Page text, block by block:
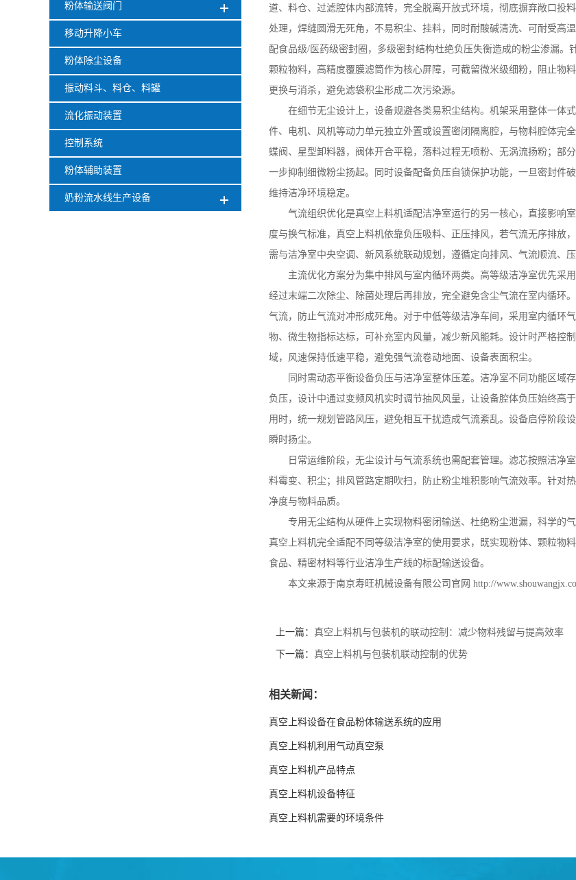
粉体输送阀门
移动升降小车
粉体除尘设备
振动料斗、料仓、料罐
流化振动装置
控制系统
粉体辅助装置
奶粉流水线生产设备
道、料仓、过滤腔体内部流转，完全脱离开放式环境，彻底摒弃敞口投
处理，焊缝圆滑无死角，不易积尘、挂料，同时耐酸碱清洗、可耐受高
配食品级/ 医药级密封圈，多级密封结构杜绝负压失衡造成的粉尘渗漏
颗粒物料，高精度覆膜滤筒作为核心屏障，可截留微米级细粉，阻止物
更换与消杀，避免滤袋积尘形成二次污染源。
在细节无尘设计上，设备规避各类易积尘结构。机架采用整体一体
件、电机、风机等动力单元独立外置或设置密闭隔离腔，与物料腔体完
蝶阀、星型卸料器，阀体开合平稳，落料过程无喷粉、无涡流扬粉；部
一步抑制细微粉尘扬起。同时设备配备负压自锁保护功能，一旦密封件
维持洁净环境稳定。
气流组织优化是真空上料机适配洁净室运行的另一核心，直接影响
度与换气标准，真空上料机依靠负压吸料、正压排风，若气流无序排放
需与洁净室中央空调、新风系统联动规划，遵循定向排风、气流顺流、压
主流优化方案分为集中排风与室内循环两类。高等级洁净室优先采
经过末端二次除尘、除菌处理后再排放，完全避免含尘气流在室内循环
气流，防止气流对冲形成死角。对于中低等级洁净车间，采用室内循环
物、微生物指标达标，可补充室内风量，减少新风能耗。设计时严格控
域，风速保持低速平稳，避免强气流卷动地面、设备表面积尘。
同时需动态平衡设备负压与洁净室整体压差。洁净室不同功能区域
负压，设计中通过变频风机实时调节抽风风量，让设备腔体负压始终高
用时，统一规划管路风压，避免相互干扰造成气流紊乱。设备启停阶段
瞬时扬尘。
日常运维阶段，无尘设计与气流系统也需配套管理。滤芯按照洁净
料霉变、积尘；排风管路定期吹扫，防止粉尘堆积影响气流效率。针对
净度与物料品质。
专用无尘结构从硬件上实现物料密闭输送、杜绝粉尘泄漏，科学的
真空上料机完全适配不同等级洁净室的使用要求，既实现粉体、颗粒物
食品、精密材料等行业洁净生产线的标配输送设备。
本文来源于南京寿旺机械设备有限公司官网 http://
上一篇： 真空上料机与包装机的联动控制：减少物料残留与提高效率
下一篇： 真空上料机与包装机联动控制的优势
相关新闻：
真空上料设备在食品粉体输送系统的应用
真空上料机利用气动真空泵
真空上料机产品特点
真空上料机设备特征
真空上料机需要的环境条件